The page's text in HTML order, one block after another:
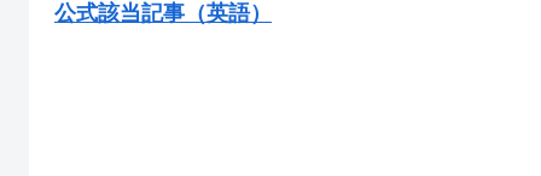
公式該当記事（英語）